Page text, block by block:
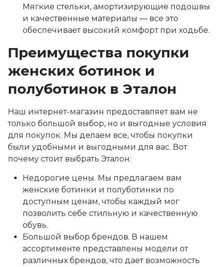
Мягкие стельки, амортизирующие подошвы
и качественные материалы — все это
обеспечивает высокий комфорт при ходьбе.
Преимущества покупки
женских ботинок и
полуботинок в Эталон
Наш интернет-магазин предоставляет вам не
только большой выбор, но и выгодные условия
для покупок. Мы делаем все, чтобы покупки
были удобными и выгодными для вас. Вот
почему стоит выбрать Эталон:
Недорогие цены. Мы предлагаем вам
женские ботинки и полуботинки по
доступным ценам, чтобы каждый мог
позволить себе стильную и качественную
обувь.
Большой выбор брендов. В нашем
ассортименте представлены модели от
различных брендов, что дает возможность